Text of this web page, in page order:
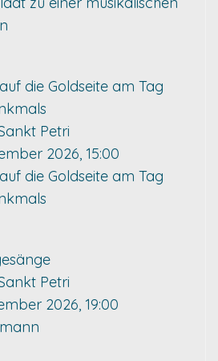
die Goldseite am Tag
Petri
2026, 15:00
die Goldseite am Tag
Petri
2026, 19:00